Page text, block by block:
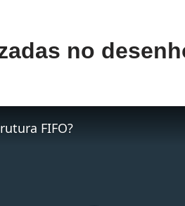
no
FIFO?